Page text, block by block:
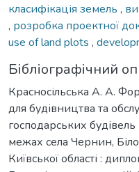
класифікація земель ,
, розробка проектної
use of land plots ,
Бібліографічний
Красносільська А. А.
для будівництва та
господарських
межах села Чернин,
Київської області :